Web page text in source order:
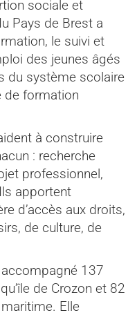
sociale et
Pays de Brest a
le suivi et
des jeunes âgés
du système scolaire
de formation
à construire
: recherche
professionnel,
apportent
d’accès aux droits,
de culture, de
137
de Crozon et 82
Elle